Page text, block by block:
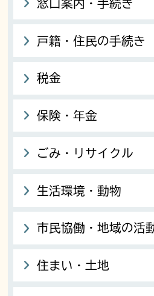
窓口案内・手続き
戸籍・住民の手続き
税金
保険・年金
ごみ・リサイクル
生活環境・動物
市民協働・地域の活
住まい・土地